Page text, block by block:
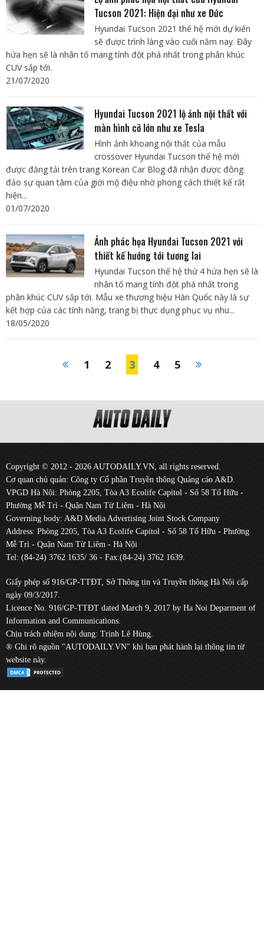
Tucson 2021: Hiện đại như xe Đức
Hyundai Tucson 2021 thế hệ mới dự kiến
sẽ được trình làng vào cuối năm nay. Đây
hứa hẹn sẽ là nhân tố mang tính đột phá nhất trong phân khúc
CUV sắp tới.
21/07/2020
Hyundai Tucson 2021 lộ ảnh nội thất với
màn hình cỡ lớn như xe Tesla
Hình ảnh khoang nội thất của mẫu
crossover Hyundai Tucson thế hệ mới
được đăng tải trên trang Korean Car Blog đã nhận được đông
đảo sự quan tâm của giới mộ điệu nhờ phong cách thiết kế rất
hiện...
01/07/2020
Ảnh phác họa Hyundai Tucson 2021 với
thiết kế hướng tới tương lai
Hyundai Tucson thế hệ thứ 4 hứa hẹn sẽ là
nhân tố mang tính đột phá nhất trong
phân khúc CUV sắp tới. Mẫu xe thương hiệu Hàn Quốc này là sự
kết hợp của các tính năng, trang bị thực dụng phục vụ nhu...
18/05/2020
1 2 3 4 5
Copyright © 2012 - 2026 AUTODAILY.VN, all rights reserved.
Cơ quan chủ quản: Công ty Cổ phần Truyền thông Quảng cáo A&D.
VPGD Hà Nội: Phòng 2205, Tòa A3 Ecolife Capitol - Số 58 Tố Hữu -
Phường Mễ Trì - Quận Nam Từ Liêm - Hà Nội
Governing body: A&D Media Advertising Joint Stock Company
Address: Phòng 2205, Tòa A3 Ecolife Capitol - Số 58 Tố Hữu - Phường
Mễ Trì - Quận Nam Từ Liêm - Hà Nội
Tel: (84-24) 3762 1635/ 36 - Fax:(84-24) 3762 1639.
Giấy phép số 916/GP-TTĐT, Sở Thông tin và Truyền thông Hà Nội cấp
ngày 09/3/2017.
Licence No. 916/GP-TTĐT dated March 9, 2017 by Ha Noi Deparment of
Information and Communications.
Chịu trách nhiệm nội dung: Trịnh Lê Hùng.
® Ghi rõ nguồn "AUTODAILY.VN" khi bạn phát hành lại thông tin từ
website này.